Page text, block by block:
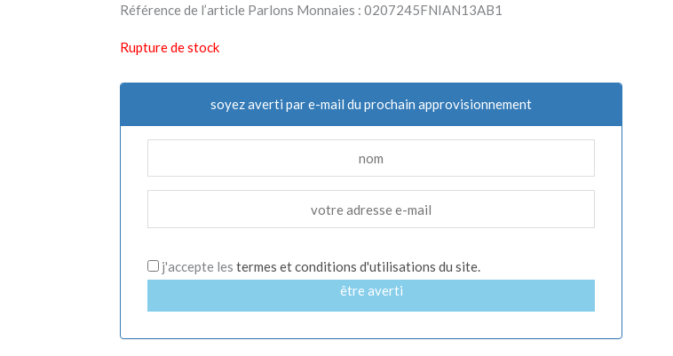
Référence de l’article Parlons Monnaies : 0207245FNIAN13AB1
Rupture de stock
soyez averti par e-mail du prochain approvisionnement
j'accepte lestermes et conditions d'utilisations du site.
être averti